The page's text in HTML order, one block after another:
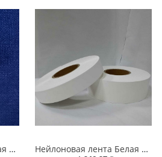
Нейлоновая лента Белая Стандарт 100мм*200м*76 мм (стирка до 90С)
Нейлоновая лента Белая Стандарт NT639B 60мм*200м*76 мм (стирка до 60С)